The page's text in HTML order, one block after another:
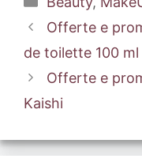
Offerte e
de toilette 100 ml
Offerte e
Kaishi